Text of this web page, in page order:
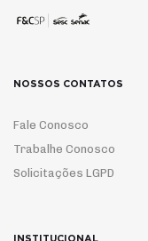
NOSSOS CONTATOS
Fale Conosco
Trabalhe Conosco
Solicitações LGPD
INSTITUCIONAL